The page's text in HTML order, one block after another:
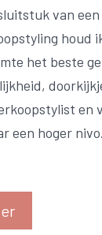
van
houd
het beste
een hoger